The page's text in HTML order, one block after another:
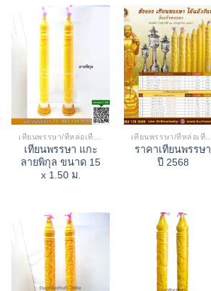
เทียนพรรษา แกะ
ลายพิกุล ขนาด 15
x 1.50 ม.
ราคาเทียนพรรษา
ปี 2568